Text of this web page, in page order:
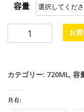
容量
お
カテゴリー: 720ML, 容
共有: